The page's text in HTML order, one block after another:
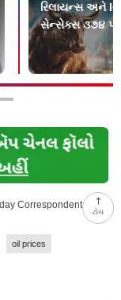
ટોચ
રિલાયન્સ અને
સેન્સેક્સ ૩૭૪
Correspondent
oil prices